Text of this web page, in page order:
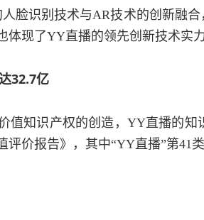
脸识别技术与AR技术的创新融
现了YY直播的领先创新技术实力
32.7亿
值知识产权的创造，YY直播的
评价报告》，其中“YY直播”第